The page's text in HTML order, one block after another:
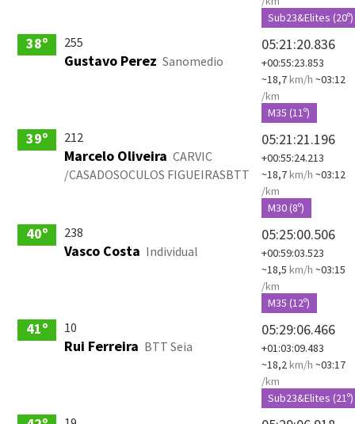
Sub23&Elites (20º)
38º 255
Gustavo Perez Sanomedio
05:21:20.836
+00:55:23.853
~18,7km/h ~03:12
/km
M35 (11º)
39º 212
Marcelo Oliveira CARVIC
/CASADOSOCULOS FIGUEIRASBTT
05:21:21.196
+00:55:24.213
~18,7km/h ~03:12
/km
M30 (8º)
40º 238
Vasco Costa Individual
05:25:00.506
+00:59:03.523
~18,5 km/h ~03:15
/km
M35 (12º)
41º 10
Rui Ferreira BTT Seia
05:29:06.466
+01:03:09.483
~18,2km/h ~03:17
/km
Sub23&Elites (21º)